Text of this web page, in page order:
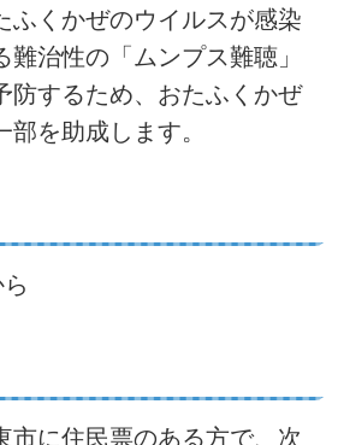
ふくかぜのウイルスが感染
治性の「ムンプス難聴」
防するため、おたふくかぜ
部を助成します。
市に住民票のある方で、次